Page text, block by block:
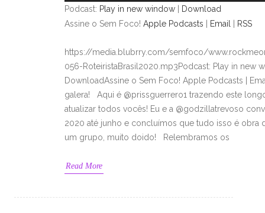
Podcast: Play in new window
Download
Assine o Sem Foco! Apple Podcasts Email RSS
https://media.blubrry.com/semfoco/
056-RoteiristaBrasil2020.mp3Podcast: Play in new
DownloadAssine o Sem Foco! Apple Podcasts |
galera! Aqui é @prissguerrero1 trazendo este
atualizar todos vocês! Eu e a @godzillatrevoso
2020 até junho e concluímos que tudo isso é obra
um grupo, muito doido! Relembramos os
Read More